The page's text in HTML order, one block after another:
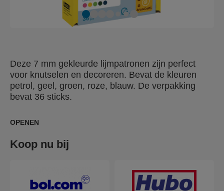
Deze 7 mm gekleurde lijmpatronen zijn perfect
voor knutselen en decoreren. Bevat de kleuren
petrol, geel, groen, roze, blauw. De verpakking
bevat 36 sticks.
OPENEN
Koop nu bij